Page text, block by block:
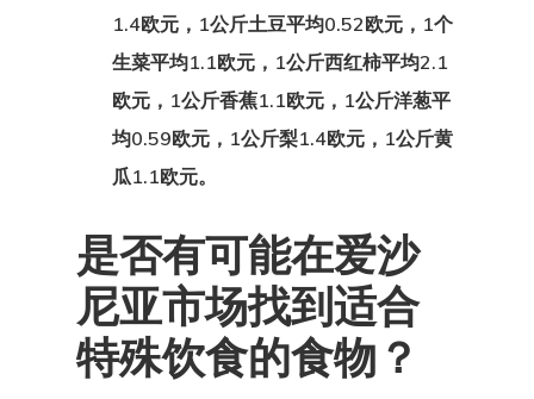
1.4欧元，1公斤土豆平均0.52欧元，1个
生菜平均1.1欧元，1公斤西红柿平均2.1
欧元，1公斤香蕉1.1欧元，1公斤洋葱平
均0.59欧元，1公斤梨1.4欧元，1公斤黄
瓜1.1欧元。
是否有可能在爱沙
尼亚市场找到适合
特殊饮食的食物？
咨询协议
咨询申请
客户搜索请求
希腊房地产居
可 – 黄金签证
您有资格进入